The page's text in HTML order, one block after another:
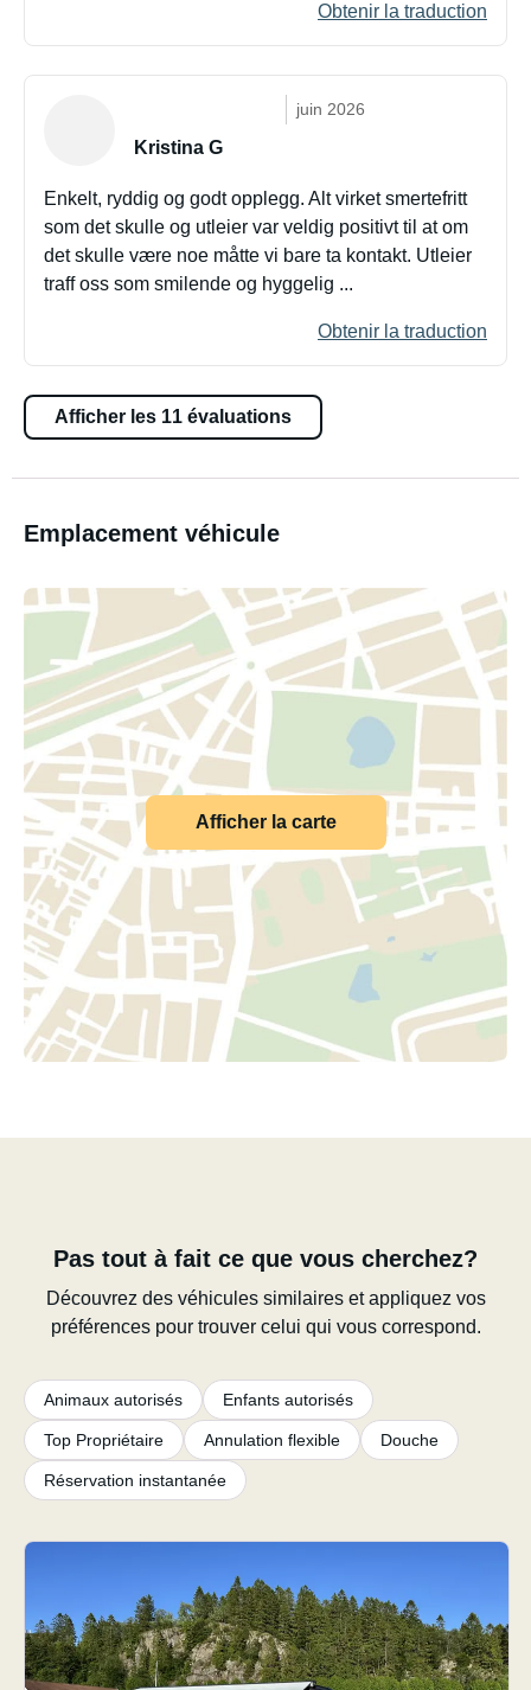
Obtenir la traduction
juin 2026
Kristina G
Enkelt, ryddig og godt opplegg. Alt virket smertefritt
som det skulle og utleier var veldig positivt til at om
det skulle være noe måtte vi bare ta kontakt. Utleier
traff oss som smilende og hyggelig ...
Obtenir la traduction
Afficher les 11 évaluations
Emplacement véhicule
Afficher la carte
Pas tout à fait ce que vous cherchez?
Découvrez des véhicules similaires et appliquez vos
préférences pour trouver celui qui vous correspond.
Animaux autorisés Enfants autorisés
Top Propriétaire Annulation flexible Douche
Réservation instantanée